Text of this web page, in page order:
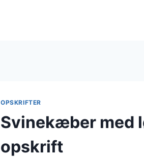
OPSKRIFTER
Svinekæber med
opskrift